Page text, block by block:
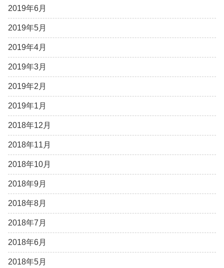
2019年6月
2019年5月
2019年4月
2019年3月
2019年2月
2019年1月
2018年12月
2018年11月
2018年10月
2018年9月
2018年8月
2018年7月
2018年6月
2018年5月